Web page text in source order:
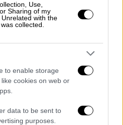
Use,
Sharing of my
with the
collected.
to enable storage
cookies on web or
data to be sent to
purposes.
πλαισιώθηκε από
και Μασούρα.
καλό ρυθμό και
με την Ελλάδα να
και να δείχνει
στο παιχνίδι της. Οι
πρώτοι, όμως ο
εξαιρετικά σε τετ-α-
απάντησε με